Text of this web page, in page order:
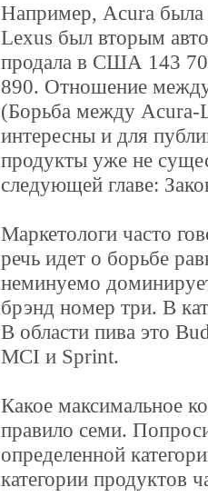
Например, Acura была
Lexus был вторым
продала в США 143
890. Отношение
(Борьба между Acura-
интересны и для
продукты уже не
следующей главе:
Маркетологи часто
речь идет о борьбе
неминуемо
брэнд номер три. В
В области пива это
MCI и Sprint.
Какое максимальное
правило семи.
определенной
категории продуктов